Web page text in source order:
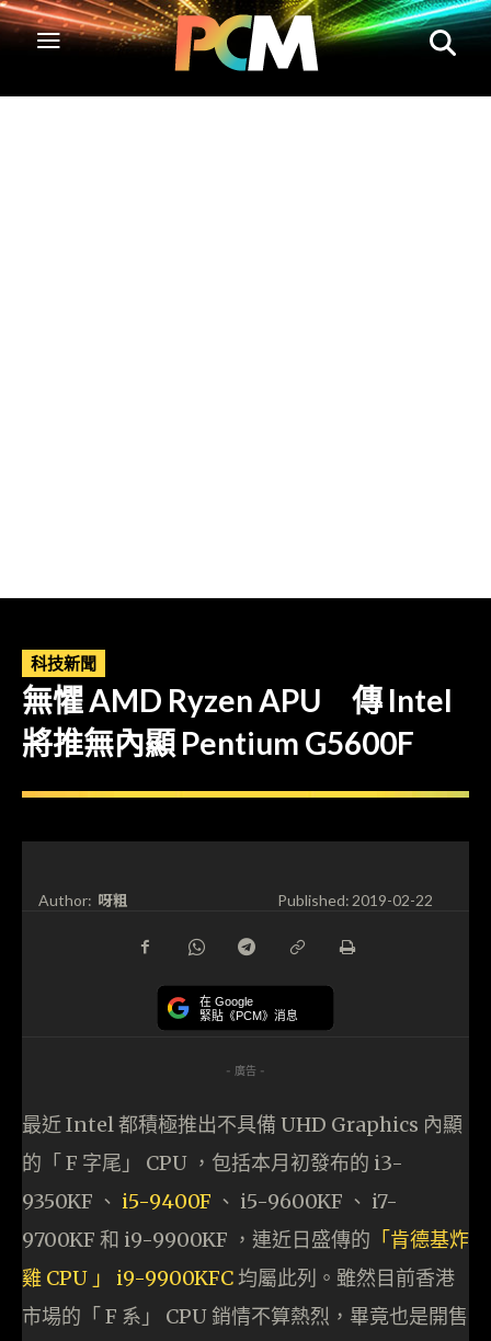
科技新聞
無懼 AMD Ryzen APU 傳 Intel
將推無內顯 Pentium G5600F
Author: 呀粗 Published:2019-02-22
在 Google
緊貼《PCM》消息
- 廣告 -
最近 Intel 都積極推出不具備 UHD Graphics 內顯
的「 F 字尾」 CPU ，包括本月初發布的 i3-
9350KF 、 i5-9400F 、 i5-9600KF 、 i7-
9700KF 和 i9-9900KF ，連近日盛傳的 「肯德基炸
雞 CPU 」 i9-9900KFC均屬此列。雖然目前香港
市場的「 F 系」 CPU 銷情不算熱烈，畢竟也是開售